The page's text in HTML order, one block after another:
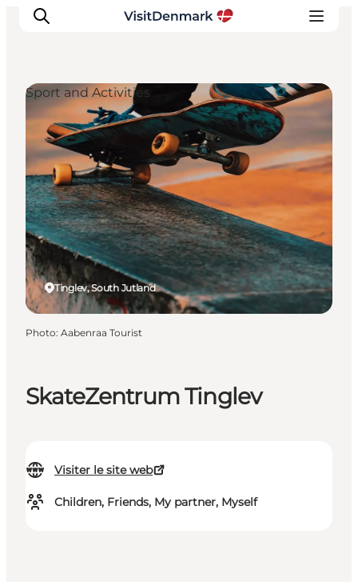
Inspirations
Destinations
Quoi faire
Hébergements
Planifiez votre voyage
SkateZentrum Tinglev
Visiter le site web
Children, Friends, My partner, Myself
Tinglev, South Jutland
Sport and Activities
Photo: Aabenraa Tourist